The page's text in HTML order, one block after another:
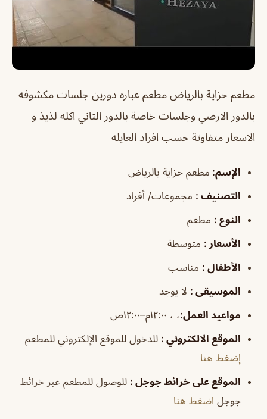
مطعم حزاية بالرياض مطعم عباره دورين جلسات مكشوفه
بالدور الارضي وجلسات خاصة بالدور الثاني اكله لذيذ و
الاسعار متفاوتة حسب افراد العايله
الإسم: مطعم حزاية بالرياض
التصنيف : مجموعات/ أفراد
النوع : مطعم
الأسعار : متوسطة
الأطفال : مناسب
الموسيقى : لا يوجد
مواعيد العمل:، ، ١٢:٠٠م–١٢:٠٠ص
الموقع الالكتروني : للدخول للموقع الإلكتروني للمطعم
إضغط هنا
الموقع على خرائط جوجل : للوصول للمطعم عبر خرائط
جوجل اضغط هنا